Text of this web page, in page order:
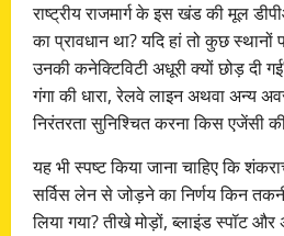
राष्ट्रीय राजमार्ग के इस खंड की मूल
का प्रावधान था? यदि हां तो कुछ
उनकी कनेक्टिविटी अधूरी क्यों छोड़ दी
गंगा की धारा, रेलवे लाइन अथवा अन्य
निरंतरता सुनिश्चित करना किस एजेंसी की
यह भी स्पष्ट किया जाना चाहिए कि
सर्विस लेन से जोड़ने का निर्णय किन
लिया गया? तीखे मोड़ों, ब्लाइंड स्पॉट